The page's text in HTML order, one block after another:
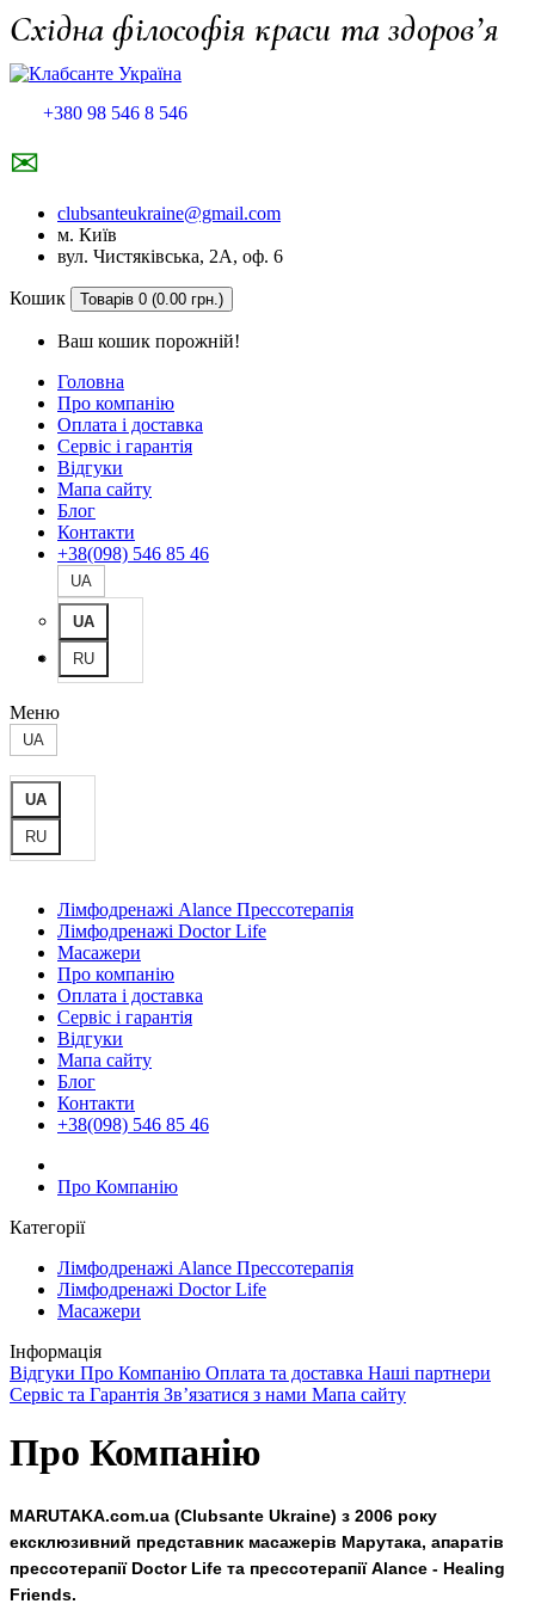
Східна філософія краси та здоров’я
+380 98 546 8 546
✉
clubsanteukraine@gmail.com
м. Київ
вул. Чистяківська, 2А, оф. 6
Кошик Товарів 0 (0.00 грн.)
Ваш кошик порожній!
Головна
Про компанію
Оплата і доставка
Сервіс і гарантія
Відгуки
Мапа сайту
Блог
Контакти
+38(098) 546 85 46
UA
UA
RU
Меню
UA
UA
RU
Лімфодренажі Alance Прессотерапія
Лімфодренажі Doctor Life
Масажери
Про компанію
Оплата і доставка
Сервіс і гарантія
Відгуки
Мапа сайту
Блог
Контакти
+38(098) 546 85 46
Про Компанію
Категорії
Лімфодренажі Alance Прессотерапія
Лімфодренажі Doctor Life
Масажери
Інформація
Відгуки Про Компанію Оплата та доставка Наші партнери
Сервіс та Гарантія Зв’язатися з нами Мапа сайту
Про Компанію
MARUTAKA.com.ua (Clubsante Ukraine) з 2006 року
ексклюзивний представник масажерів Марутака, апаратів
прессотерапіїDoctor Life та прессотерапіїAlance - Healing
Friends.